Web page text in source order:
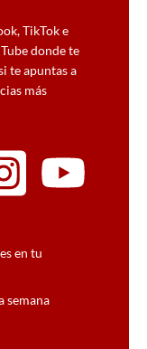
TikTok e
donde te
te apuntas a
más
en tu
semana